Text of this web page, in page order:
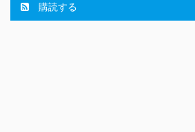
購読する